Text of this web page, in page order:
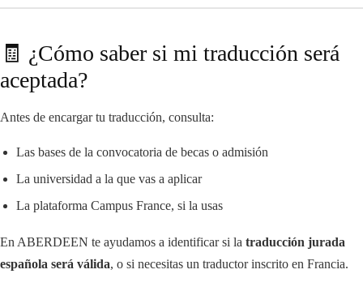
🧾 ¿Cómo saber si mi traducción será
aceptada?
Antes de encargar tu traducción, consulta:
Las bases de la convocatoria de becas o admisión
La universidad a la que vas a aplicar
La plataforma Campus France, si la usas
En ABERDEEN te ayudamos a identificar si la traducción jurada
española será válida, o si necesitas un traductor inscrito en Francia.